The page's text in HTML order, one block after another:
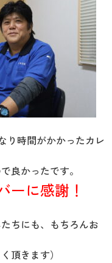
時間がかかったカレ
かったです。
ーに感謝！
ちにも、もちろんお
きます）